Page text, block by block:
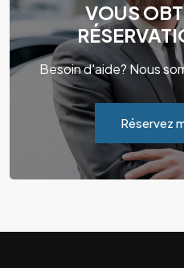
VOUS
Besoin d'aide? Nous
Réservez